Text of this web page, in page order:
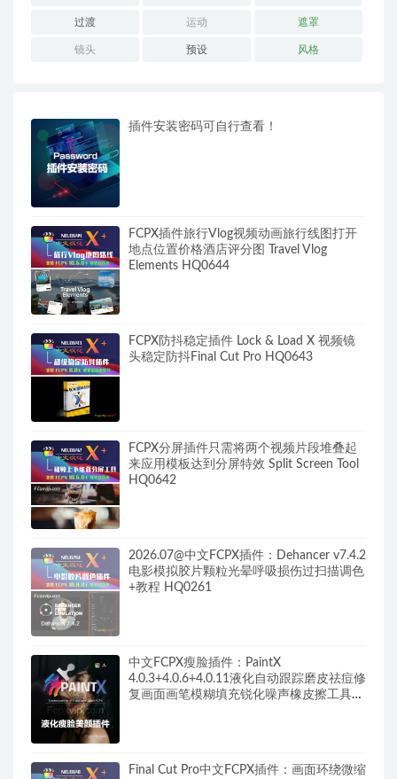
过渡 运动 遮罩
镜头 预设 风格
插件安装密码可自行查看！
FCPX插件旅行Vlog视频动画旅行线图打开
地点位置价格酒店评分图 Travel Vlog
Elements HQ0644
FCPX防抖稳定插件 Lock & Load X 视频镜
头稳定防抖Final Cut Pro HQ0643
FCPX分屏插件只需将两个视频片段堆叠起
来应用模板达到分屏特效 Split Screen Tool
HQ0642
2026.07@中文FCPX插件：Dehancer v7.4.2
电影模拟胶片颗粒光晕呼吸损伤过扫描调色
+教程 HQ0261
中文FCPX瘦脸插件：PaintX
4.0.3+4.0.6+4.0.11液化自动跟踪磨皮祛痘修
复画面画笔模糊填充锐化噪声橡皮擦工具
Final Cut Pro中文FCPX插件：画面环绕微缩